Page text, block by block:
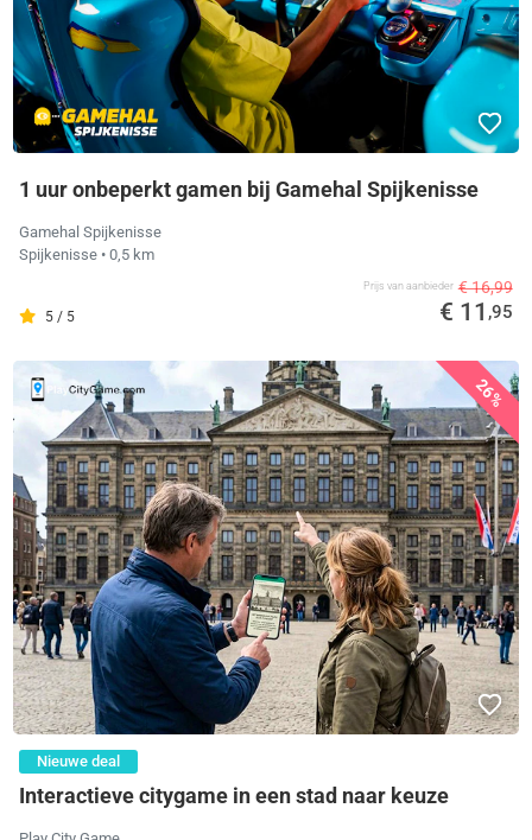
1 uur onbeperkt gamen bij Gamehal Spijkenisse
Gamehal Spijkenisse
Spijkenisse • 0,5 km
5 / 5
Prijs van aanbieder € 16,99
€ 11 ,95
26%
Nieuwe deal
Interactieve citygame in een stad naar keuze